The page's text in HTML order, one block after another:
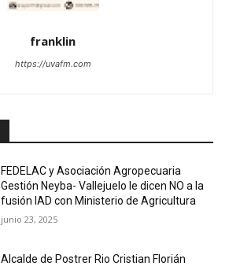
franklin
https://uvafm.com
FEDELAC y Asociación Agropecuaria
Gestión Neyba- Vallejuelo le dicen NO a la
fusión IAD con Ministerio de Agricultura
junio 23, 2025
Alcalde de Postrer Rio Cristian Florián